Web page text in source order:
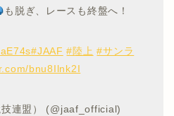
も脱ぎ、レースも終盤へ！
#JAAF #陸上 #サンラ
bnu8Ilnk2I
連盟） (@jaaf_official)